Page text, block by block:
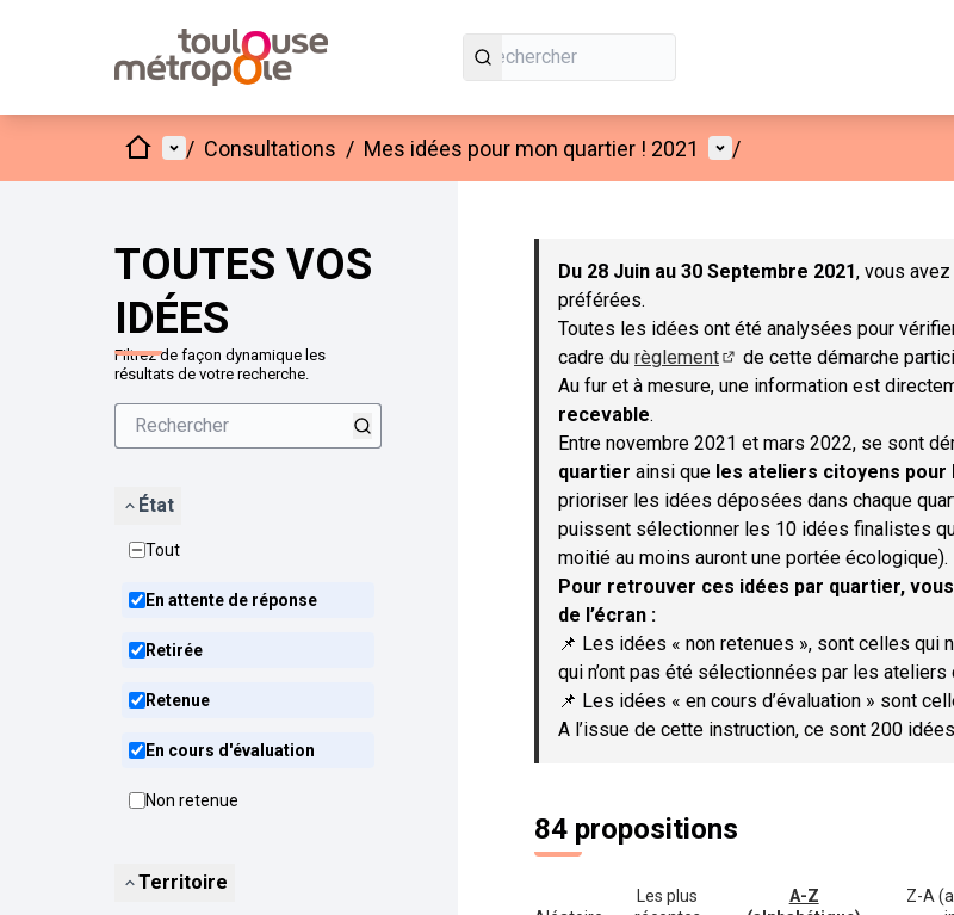
AccueilMenu principal
/ Consultations / Mes idées pour mon quartier ! 2021 Menu utilisateur
/
TOUTES VOS
IDÉES
Filtrez de façon dynamique les
résultats de votre recherche.
État
Tout
En attente de réponse
Retirée
Retenue
En cours d'évaluation
Non retenue
Territoire
Passer la carte
Du 28 Juin au 30 Septembre 2021, vous
préférées.
Toutes les idées ont été analysées pour
cadre du règlement
(S'ouvre dans un nouvel
de cette démarche
Au fur et à mesure, une information est
recevable.
Entre novembre 2021 et mars 2022, se sont
quartier ainsi que les ateliers citoyens pour
prioriser les idées déposées dans chaque
puissent sélectionner les 10 idées finalistes
moitié au moins auront une portée écologique).
Pour retrouver ces idées par quartier,
de l’écran :
📌 Les idées « non retenues », sont celles
qui n’ont pas été sélectionnées par les
📌 Les idées « en cours d’évaluation » sont
A l’issue de cette instruction, ce sont 200
84 propositions
Les plus
A-Z
Z-A